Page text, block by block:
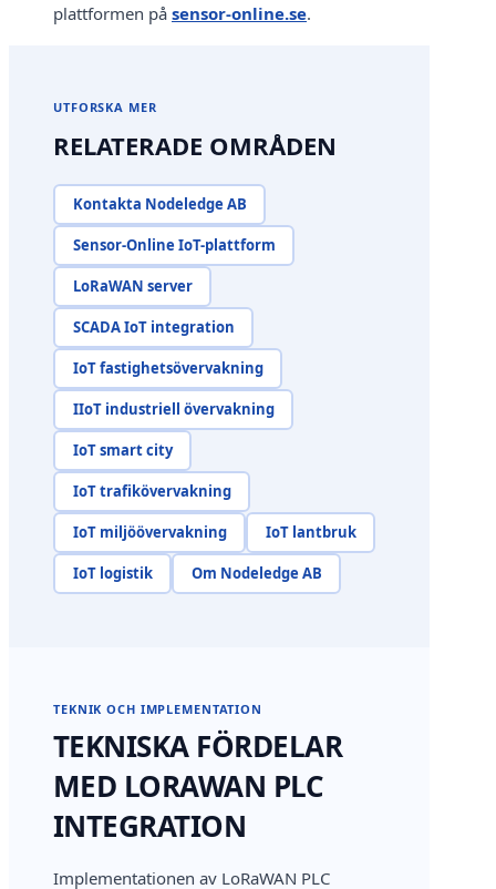
plattformen på sensor-online.se.
UTFORSKA MER
RELATERADE OMRÅDEN
Kontakta Nodeledge AB
Sensor-Online IoT-plattform
LoRaWAN server
SCADA IoT integration
IoT fastighetsövervakning
IIoT industriell övervakning
IoT smart city
IoT trafikövervakning
IoT miljöövervakning IoT lantbruk
IoT logistik Om Nodeledge AB
TEKNIK OCH IMPLEMENTATION
TEKNISKA FÖRDELAR
MED LORAWAN PLC
INTEGRATION
Implementationen av LoRaWAN PLC